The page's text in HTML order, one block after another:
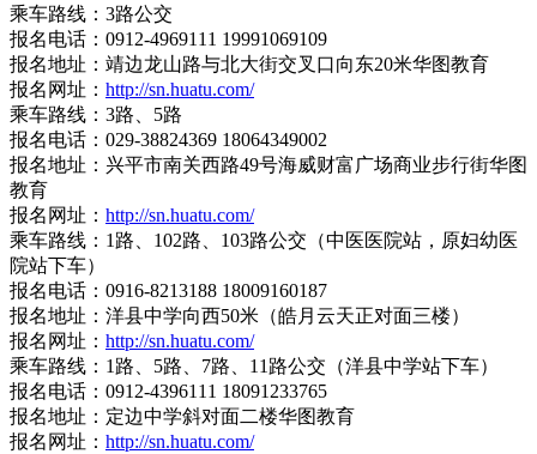
乘车路线：3路公交
报名电话：0912-4969111 19991069109
报名地址：靖边龙山路与北大街交叉口向东20米华图教育
报名网址： http://sn.huatu.com/
乘车路线：3路、5路
报名电话：029-38824369 18064349002
报名地址：兴平市南关西路49号海威财富广场商业步行街华图
教育
报名网址： http://sn.huatu.com/
乘车路线：1路、102路、103路公交（中医医院站，原妇幼医
院站下车）
报名电话：0916-8213188 18009160187
报名地址：洋县中学向西50米（皓月云天正对面三楼）
报名网址： http://sn.huatu.com/
乘车路线：1路、5路、7路、11路公交（洋县中学站下车）
报名电话：0912-4396111 18091233765
报名地址：定边中学斜对面二楼华图教育
报名网址： http://sn.huatu.com/